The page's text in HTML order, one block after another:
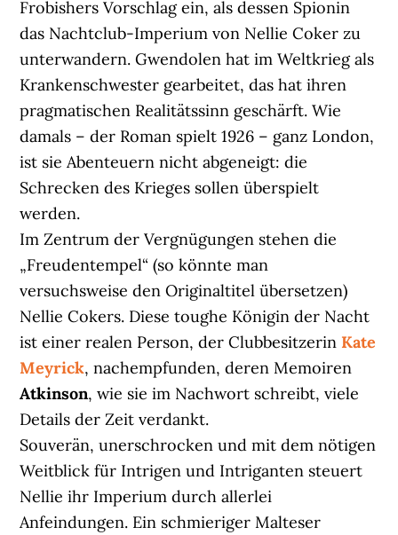
Frobishers Vorschlag ein, als dessen Spionin
das Nachtclub-Imperium von Nellie Coker zu
unterwandern. Gwendolen hat im Weltkrieg als
Krankenschwester gearbeitet, das hat ihren
pragmatischen Realitätssinn geschärft. Wie
damals – der Roman spielt 1926 – ganz London,
ist sie Abenteuern nicht abgeneigt: die
Schrecken des Krieges sollen überspielt
werden.
Im Zentrum der Vergnügungen stehen die
„Freudentempel“ (so könnte man
versuchsweise den Originaltitel übersetzen)
Nellie Cokers. Diese toughe Königin der Nacht
ist einer realen Person, der Clubbesitzerin Kate
Meyrick, nachempfunden, deren Memoiren
Atkinson, wie sie im Nachwort schreibt, viele
Details der Zeit verdankt.
Souverän, unerschrocken und mit dem nötigen
Weitblick für Intrigen und Intriganten steuert
Nellie ihr Imperium durch allerlei
Anfeindungen. Ein schmieriger Malteser